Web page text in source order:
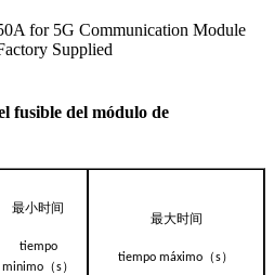
fusible del módulo de
最小时间
tiempo
minimo（s）
最大时间
tiempo máximo （s）